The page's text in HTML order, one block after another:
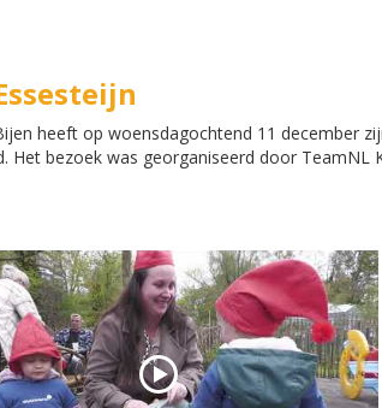
heeft op woensdagochtend 11 december
Het bezoek was georganiseerd door